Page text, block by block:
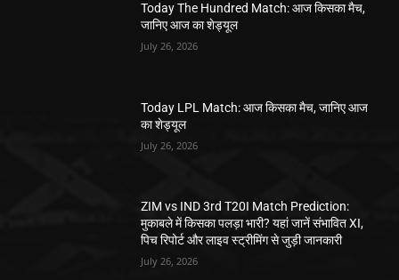
Today The Hundred Match: आज किसका मैच,
जानिए आज का शेड्यूल
July 26, 2026
Today LPL Match: आज किसका मैच, जानिए आज
का शेड्यूल
July 26, 2026
ZIM vs IND 3rd T20I Match Prediction:
मुकाबले में किसका पलड़ा भारी? यहां जानें संभावित XI,
पिच रिपोर्ट और लाइव स्ट्रीमिंग से जुड़ी जानकारी
July 26, 2026